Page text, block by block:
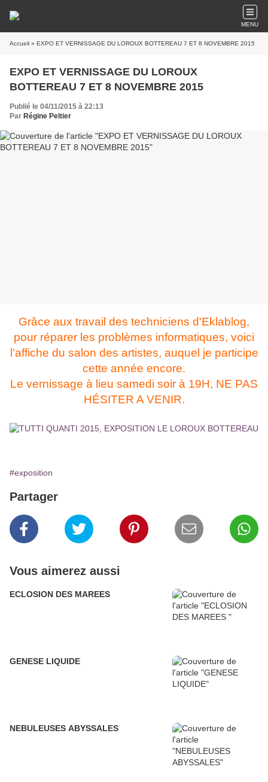
MENU
Accueil » EXPO ET VERNISSAGE DU LOROUX BOTTEREAU 7 ET 8 NOVEMBRE 2015
EXPO ET VERNISSAGE DU LOROUX
BOTTEREAU 7 ET 8 NOVEMBRE 2015
Publié le 04/11/2015 à 22:13
Par Régine Peltier
Grâce aux travail des techniciens d'Eklablog,
pour réparer les problèmes informatiques, voici
l'affiche du salon des artistes, auquel je participe
cette année encore.
Le vernissage à lieu samedi soir à 19H, NE PAS
HÉSITER A VENIR.
#exposition
Partager
Vous aimerez aussi
ECLOSION DES MAREES
GENESE LIQUIDE
NEBULEUSES ABYSSALES